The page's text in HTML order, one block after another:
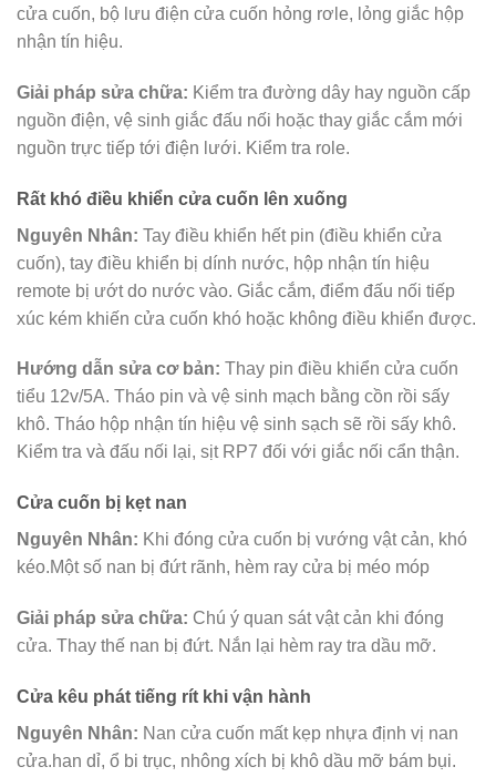
cửa cuốn, bộ lưu điện cửa cuốn hỏng rơle, lỏng giắc hộp
nhận tín hiệu.
Giải pháp sửa chữa: Kiểm tra đường dây hay nguồn cấp
nguồn điện, vệ sinh giắc đấu nối hoặc thay giắc cắm mới
nguồn trực tiếp tới điện lưới. Kiểm tra role.
Rất khó điều khiển cửa cuốn lên xuống
Nguyên Nhân: Tay điều khiển hết pin (điều khiển cửa
cuốn), tay điều khiển bị dính nước, hộp nhận tín hiệu
remote bị ướt do nước vào. Giắc cắm, điểm đấu nối tiếp
xúc kém khiến cửa cuốn khó hoặc không điều khiển được.
Hướng dẫn sửa cơ bản: Thay pin điều khiển cửa cuốn
tiểu 12v/5A. Tháo pin và vệ sinh mạch bằng cồn rồi sấy
khô. Tháo hộp nhận tín hiệu vệ sinh sạch sẽ rồi sấy khô.
Kiểm tra và đấu nối lại, sịt RP7 đối với giắc nối cẩn thận.
Cửa cuốn bị kẹt nan
Nguyên Nhân: Khi đóng cửa cuốn bị vướng vật cản, khó
kéo.Một số nan bị đứt rãnh, hèm ray cửa bị méo móp
Giải pháp sửa chữa: Chú ý quan sát vật cản khi đóng
cửa. Thay thế nan bị đứt. Nắn lại hèm ray tra dầu mỡ.
Cửa kêu phát tiếng rít khi vận hành
Nguyên Nhân: Nan cửa cuốn mất kẹp nhựa định vị nan
cửa.han dỉ, ổ bi trục, nhông xích bị khô dầu mỡ bám bụi.